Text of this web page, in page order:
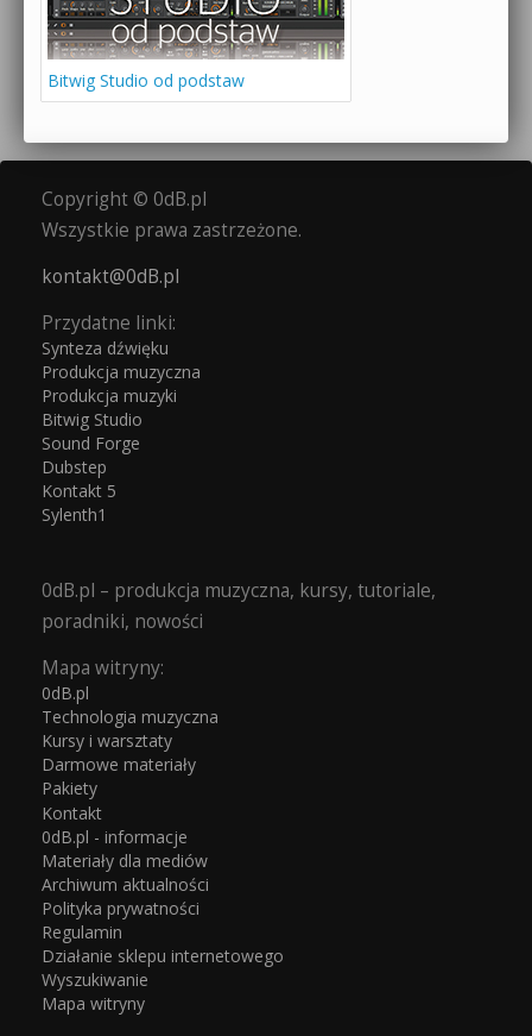
Bitwig Studio od podstaw
Copyright © 0dB.pl
Wszystkie prawa zastrzeżone.
kontakt@0dB.pl
Przydatne linki:
Synteza dźwięku
Produkcja muzyczna
Produkcja muzyki
Bitwig Studio
Sound Forge
Dubstep
Kontakt 5
Sylenth1
0dB.pl – produkcja muzyczna, kursy, tutoriale,
poradniki, nowości
Mapa witryny:
0dB.pl
Technologia muzyczna
Kursy i warsztaty
Darmowe materiały
Pakiety
Kontakt
0dB.pl - informacje
Materiały dla mediów
Archiwum aktualności
Polityka prywatności
Regulamin
Działanie sklepu internetowego
Wyszukiwanie
Mapa witryny